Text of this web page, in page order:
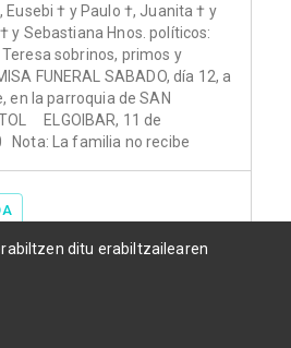
Eusebi † y Paulo †, Juanita † y
y Sebastiana Hnos. políticos:
sobrinos, primos y
FUNERAL SABADO, día 12, a
en la parroquia de SAN
ELGOIBAR, 11 de
Nota: La familia no recibe
ditu erabiltzailearen